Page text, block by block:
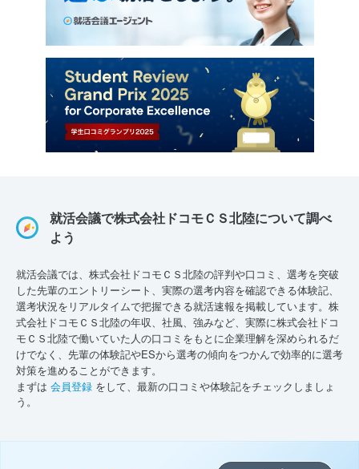
就活会議で株式会社ドコモＣＳ北陸について調べ
よう
就活会議では、株式会社ドコモＣＳ北陸の評判や口コミ、選考を突破
した先輩のエントリーシート、実際の選考内容を確認できる体験記、
選考状況をリアルタイムで把握できる就活速報を掲載しています。株
式会社ドコモＣＳ北陸の年収、社風、強みなど、実際に株式会社ドコ
モＣＳ北陸で働いていた人の口コミをもとに企業理解を深められるだ
けでなく、先輩の体験記やESから選考の傾向をつかんで効率的に選考
対策を進めることができます。
まずは 会員登録 をして、最新の口コミや体験記をチェックしましょ
う。